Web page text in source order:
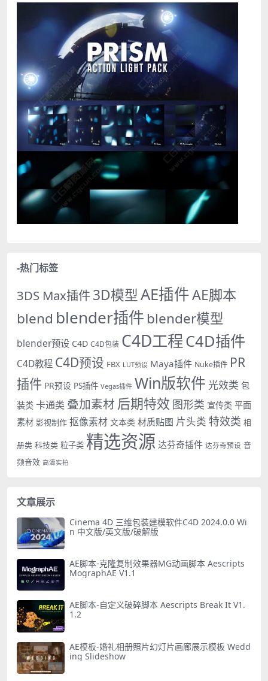
-热门标签
3DS Max插件3D模型AE插件AE脚本
blend blender插件 blender模型
blender预设 C4D C4D包装 C4D工程C4D插件
C4D教程 C4D预设 FBX LUT预设 Maya插件 Nuke插件 PR
插件 PR预设 PS插件 Vegas插件 Win版软件 光效类 包
装类 卡通类 叠加素材 后期特效 图形类 宣传类 平面
素材 影视制作 抠像素材 文本类 材质贴图 片头类 特效类 相
册类 科技类 粒子类 精选资源 达芬奇插件 达芬奇预设 音
频音效 高清实拍
文章展示
Cinema 4D 三维包装建模软件C4D 2024.0.0 Wi
n 中文版/英文版/破解版
AE脚本-克隆复制效果器MG动画脚本 Aescripts
MographAE V1.1
AE脚本-自定义破碎脚本 Aescripts Break It V1.
1.2
AE模板-婚礼相册照片幻灯片画廊展示模板 Wedd
ing Slideshow